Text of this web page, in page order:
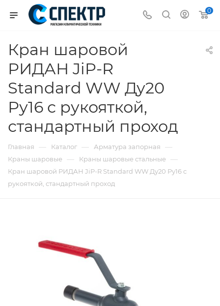
0
Кран шаровой
РИДАН JiP-R
Standard WW Ду20
Ру16 с рукояткой,
стандартный проход
Главная — Каталог — Арматура запорная —
Краны шаровые — Краны шаровые стальные —
Кран шаровой РИДАН JiP-R Standard WW Ду20 Ру16 с
рукояткой, стандартный проход